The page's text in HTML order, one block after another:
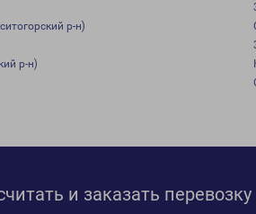
р-н)
р-н)
и заказать перевозку